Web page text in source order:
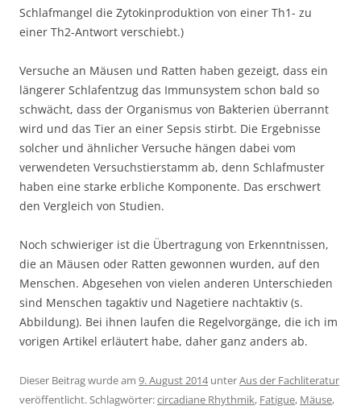
Schlafmangel die Zytokinproduktion von einer Th1- zu
einer Th2-Antwort verschiebt.)
Versuche an Mäusen und Ratten haben gezeigt, dass ein
längerer Schlafentzug das Immunsystem schon bald so
schwächt, dass der Organismus von Bakterien überrannt
wird und das Tier an einer Sepsis stirbt. Die Ergebnisse
solcher und ähnlicher Versuche hängen dabei vom
verwendeten Versuchstierstamm ab, denn Schlafmuster
haben eine starke erbliche Komponente. Das erschwert
den Vergleich von Studien.
Noch schwieriger ist die Übertragung von Erkenntnissen,
die an Mäusen oder Ratten gewonnen wurden, auf den
Menschen. Abgesehen von vielen anderen Unterschieden
sind Menschen tagaktiv und Nagetiere nachtaktiv (s.
Abbildung). Bei ihnen laufen die Regelvorgänge, die ich im
vorigen Artikel erläutert habe, daher ganz anders ab.
Dieser Beitrag wurde am 9. August 2014unterAus der Fachliteratur
veröffentlicht. Schlagwörter:circadiane Rhythmik, Fatigue, Mäuse,